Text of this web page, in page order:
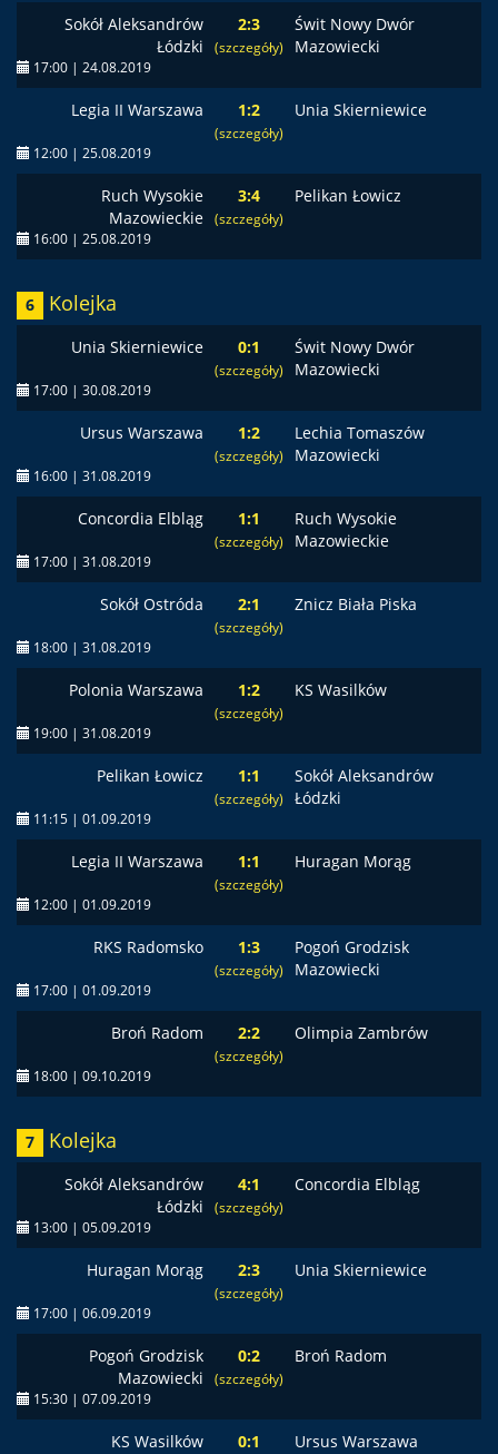
Sokół Aleksandrów
Łódzki
2:3
(szczegóły)
Świt Nowy Dwór
Mazowiecki
17:00 | 24.08.2019
Legia II Warszawa 1:2
(szczegóły)
Unia Skierniewice
12:00 | 25.08.2019
Ruch Wysokie
Mazowieckie
3:4
(szczegóły)
Pelikan Łowicz
16:00 | 25.08.2019
6 Kolejka
Unia Skierniewice 0:1
(szczegóły)
Świt Nowy Dwór
Mazowiecki
17:00 | 30.08.2019
Ursus Warszawa 1:2
(szczegóły)
Lechia Tomaszów
Mazowiecki
16:00 | 31.08.2019
Concordia Elbląg 1:1
(szczegóły)
Ruch Wysokie
Mazowieckie
17:00 | 31.08.2019
Sokół Ostróda 2:1
(szczegóły)
Znicz Biała Piska
18:00 | 31.08.2019
Polonia Warszawa 1:2
(szczegóły)
KS Wasilków
19:00 | 31.08.2019
Pelikan Łowicz 1:1
(szczegóły)
Sokół Aleksandrów
Łódzki
11:15 | 01.09.2019
Legia II Warszawa 1:1
(szczegóły)
Huragan Morąg
12:00 | 01.09.2019
RKS Radomsko 1:3
(szczegóły)
Pogoń Grodzisk
Mazowiecki
17:00 | 01.09.2019
Broń Radom 2:2
(szczegóły)
Olimpia Zambrów
18:00 | 09.10.2019
7 Kolejka
Sokół Aleksandrów
Łódzki
4:1
(szczegóły)
Concordia Elbląg
13:00 | 05.09.2019
Huragan Morąg 2:3
(szczegóły)
Unia Skierniewice
17:00 | 06.09.2019
Pogoń Grodzisk
Mazowiecki
0:2
(szczegóły)
Broń Radom
15:30 | 07.09.2019
KS Wasilków 0:1 Ursus Warszawa